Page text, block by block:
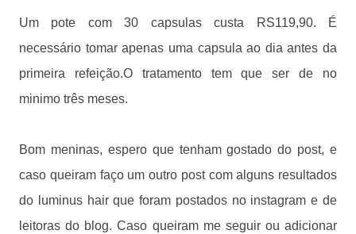
Um pote com 30 capsulas custa RS119,90. É
necessário tomar apenas uma capsula ao dia antes da
primeira refeição.O tratamento tem que ser de no
minimo três meses.
Bom meninas, espero que tenham gostado do post, e
caso queiram faço um outro post com alguns resultados
do luminus hair que foram postados no instagram e de
leitoras do blog.Caso queiram me seguir ou adicionar